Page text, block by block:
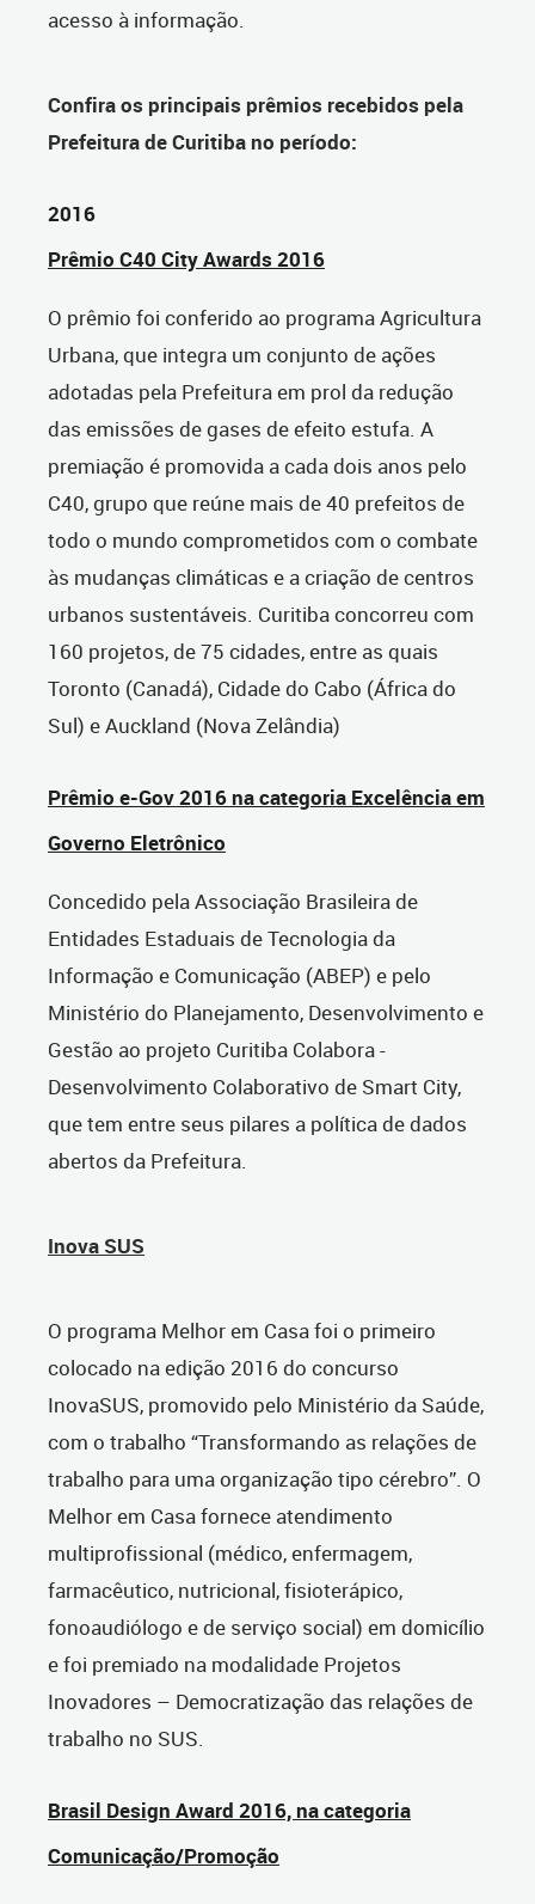
acesso à informação.
Confira os principais prêmios recebidos pela
Prefeitura de Curitiba no período:
2016
Prêmio C40 City Awards 2016
O prêmio foi conferido ao programa Agricultura
Urbana, que integra um conjunto de ações
adotadas pela Prefeitura em prol da redução
das emissões de gases de efeito estufa. A
premiação é promovida a cada dois anos pelo
C40, grupo que reúne mais de 40 prefeitos de
todo o mundo comprometidos com o combate
às mudanças climáticas e a criação de centros
urbanos sustentáveis. Curitiba concorreu com
160 projetos, de 75 cidades, entre as quais
Toronto (Canadá), Cidade do Cabo (África do
Sul) e Auckland (Nova Zelândia)
Prêmio e-Gov 2016 na categoria Excelência em
Governo Eletrônico
Concedido pela Associação Brasileira de
Entidades Estaduais de Tecnologia da
Informação e Comunicação (ABEP) e pelo
Ministério do Planejamento, Desenvolvimento e
Gestão ao projeto Curitiba Colabora -
Desenvolvimento Colaborativo de Smart City,
que tem entre seus pilares a política de dados
abertos da Prefeitura.
Inova SUS
O programa Melhor em Casa foi o primeiro
colocado na edição 2016 do concurso
InovaSUS, promovido pelo Ministério da Saúde,
com o trabalho “Transformando as relações de
trabalho para uma organização tipo cérebro”. O
Melhor em Casa fornece atendimento
multiprofissional (médico, enfermagem,
farmacêutico, nutricional, fisioterápico,
fonoaudiólogo e de serviço social) em domicílio
e foi premiado na modalidade Projetos
Inovadores – Democratização das relações de
trabalho no SUS.
Brasil Design Award 2016, na categoria
Comunicação/Promoção